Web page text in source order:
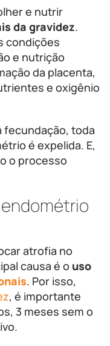
e nutrir
da gravidez.
condições
e nutrição
da placenta,
e oxigênio
fecundação, toda
é expelida. E,
o processo
atrofia no
causa é o uso
. Por isso,
, é importante
3 meses sem o